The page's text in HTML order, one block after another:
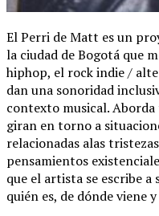
El Perri de Matt es un
la ciudad de Bogotá que
hiphop, el rock indie /
dan una sonoridad
contexto musical.
giran en torno a
relacionadas alas
pensamientos
que el artista se escribe
quién es, de dónde viene